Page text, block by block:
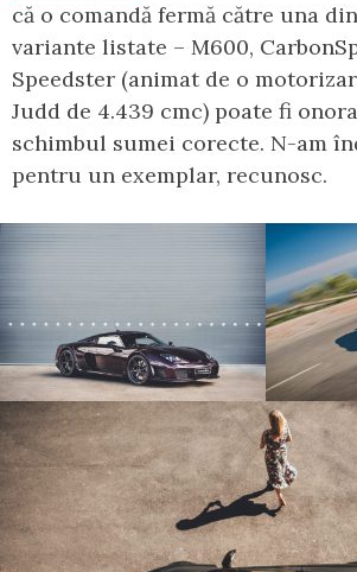
că o comandă fermă către una
variante listate – M600,
Speedster (animat de o
Judd de 4.439 cmc) poate fi
schimbul sumei corecte. N-am
pentru un exemplar, recunosc.